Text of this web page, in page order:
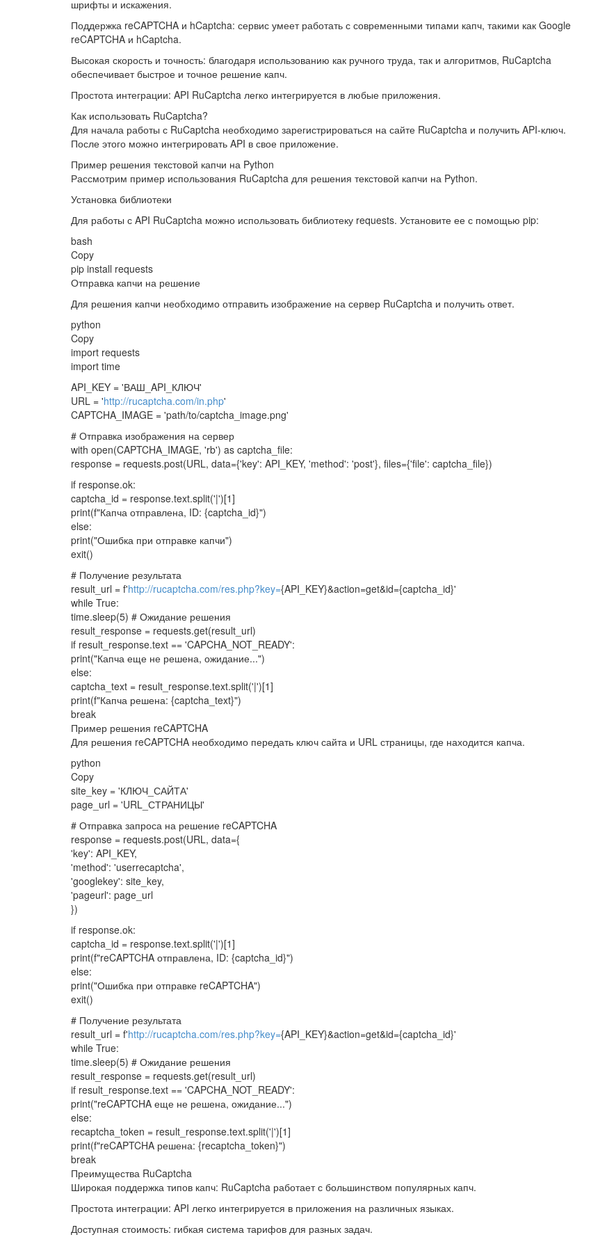
шрифты и искажения.
Поддержка reCAPTCHA и hCaptcha: сервис умеет работать с современными типами капч, такими как Google
reCAPTCHA и hCaptcha.
Высокая скорость и точность: благодаря использованию как ручного труда, так и алгоритмов, RuCaptcha
обеспечивает быстрое и точное решение капч.
Простота интеграции: API RuCaptcha легко интегрируется в любые приложения.
Как использовать RuCaptcha?
Для начала работы с RuCaptcha необходимо зарегистрироваться на сайте RuCaptcha и получить API-ключ.
После этого можно интегрировать API в свое приложение.
Пример решения текстовой капчи на Python
Рассмотрим пример использования RuCaptcha для решения текстовой капчи на Python.
Установка библиотеки
Для работы с API RuCaptcha можно использовать библиотеку requests. Установите ее с помощью pip:
bash
Copy
pip install requests
Отправка капчи на решение
Для решения капчи необходимо отправить изображение на сервер RuCaptcha и получить ответ.
python
Copy
import requests
import time
API_KEY = 'ВАШ_API_КЛЮЧ'
URL = 'http://rucaptcha.com/in.php'
CAPTCHA_IMAGE = 'path/to/captcha_image.png'
# Отправка изображения на сервер
with open(CAPTCHA_IMAGE, 'rb') as captcha_file:
response = requests.post(URL, data={'key': API_KEY, 'method': 'post'}, files={'file': captcha_file})
if response.ok:
captcha_id = response.text.split('|')[1]
print(f"Капча отправлена, ID: {captcha_id}")
else:
print("Ошибка при отправке капчи")
exit()
# Получение результата
result_url = f'http://rucaptcha.com/res.php?key={API_KEY}&action=get&id={captcha_id}'
while True:
time.sleep(5) # Ожидание решения
result_response = requests.get(result_url)
if result_response.text == 'CAPCHA_NOT_READY':
print("Капча еще не решена, ожидание...")
else:
captcha_text = result_response.text.split('|')[1]
print(f"Капча решена: {captcha_text}")
break
Пример решения reCAPTCHA
Для решения reCAPTCHA необходимо передать ключ сайта и URL страницы, где находится капча.
python
Copy
site_key = 'КЛЮЧ_САЙТА'
page_url = 'URL_СТРАНИЦЫ'
# Отправка запроса на решение reCAPTCHA
response = requests.post(URL, data={
'key': API_KEY,
'method': 'userrecaptcha',
'googlekey': site_key,
'pageurl': page_url
})
if response.ok:
captcha_id = response.text.split('|')[1]
print(f"reCAPTCHA отправлена, ID: {captcha_id}")
else:
print("Ошибка при отправке reCAPTCHA")
exit()
# Получение результата
result_url = f'http://rucaptcha.com/res.php?key={API_KEY}&action=get&id={captcha_id}'
while True:
time.sleep(5) # Ожидание решения
result_response = requests.get(result_url)
if result_response.text == 'CAPCHA_NOT_READY':
print("reCAPTCHA еще не решена, ожидание...")
else:
recaptcha_token = result_response.text.split('|')[1]
print(f"reCAPTCHA решена: {recaptcha_token}")
break
Преимущества RuCaptcha
Широкая поддержка типов капч: RuCaptcha работает с большинством популярных капч.
Простота интеграции: API легко интегрируется в приложения на различных языках.
Доступная стоимость: гибкая система тарифов для разных задач.